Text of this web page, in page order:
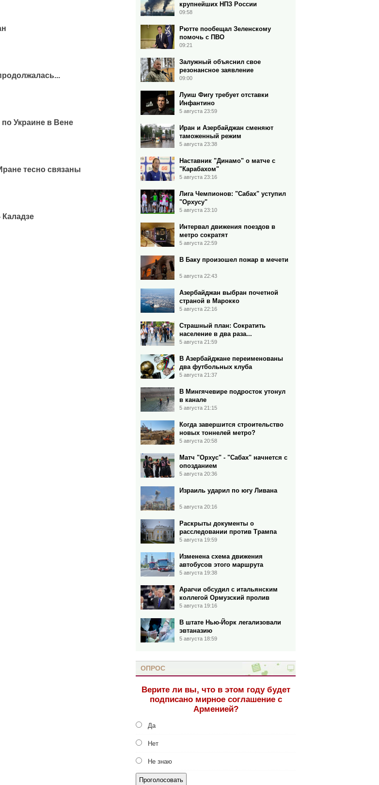
Украине в Вене
тесно связаны
крупнейших НПЗ России
09:58
Рютте пообещал Зеленскому
помочь с ПВО
09:21
Залужный объяснил свое
резонансное заявление
09:00
Луиш Фигу требует отставки
Инфантино
5 августа 23:59
Иран и Азербайджан сменяют
таможенный режим
5 августа 23:38
Наставник "Динамо" о матче с
"Карабахом"
5 августа 23:16
Лига Чемпионов: "Сабах" уступил
"Орхусу"
5 августа 23:10
Интервал движения поездов в
метро сократят
5 августа 22:59
В Баку произошел пожар в мечети
5 августа 22:43
Азербайджан выбран почетной
страной в Марокко
5 августа 22:16
Страшный план: Сократить
население в два раза...
5 августа 21:59
В Азербайджане переименованы
два футбольных клуба
5 августа 21:37
В Мингячевире подросток утонул
в канале
5 августа 21:15
Когда завершится строительство
новых тоннелей метро?
5 августа 20:58
Матч "Орхус" - "Сабах" начнется с
опозданием
5 августа 20:36
Израиль ударил по югу Ливана
5 августа 20:16
Раскрыты документы о
расследовании против Трампа
5 августа 19:59
Изменена схема движения
автобусов этого маршрута
5 августа 19:38
Арагчи обсудил с итальянским
коллегой Ормузский пролив
5 августа 19:16
В штате Нью-Йорк легализовали
эвтаназию
5 августа 18:59
ОПРОС
Верите ли вы, что в этом году будет
подписано мирное соглашение с
Арменией?
Да
Нет
Не знаю